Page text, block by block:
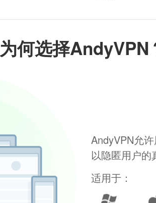
为何选择AndyVPN
AndyVPN允
以隐匿用户的
适用于：